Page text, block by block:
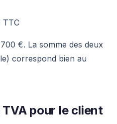
TTC
€. La somme des deux
correspond bien au
pour le client